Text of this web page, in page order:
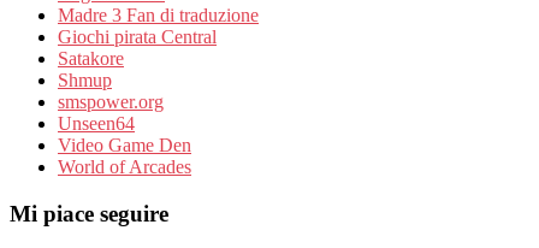
Madre 3 Fan di traduzione
Giochi pirata Central
Satakore
Shmup
smspower.org
Unseen64
Video Game Den
World of Arcades
Mi piace seguire